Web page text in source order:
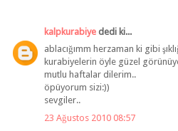
kalpkurabiye dedi ki...
ablacığımm herzaman ki gibi
kurabiyelerin öyle güzel
mutlu haftalar dilerim..
öpüyorum sizi:))
sevgiler..
23 Ağustos 2010 08:57